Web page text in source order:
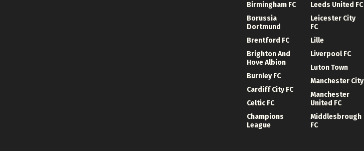
Birmingham FC
Borussia
Dortmund
Brentford FC
Brighton And
Hove Albion
Burnley FC
Cardiff City FC
Celtic FC
Champions
League
Leeds United FC
Leicester City
FC
Lille
Liverpool FC
Luton Town
Manchester City
Manchester
United FC
Middlesbrough
FC